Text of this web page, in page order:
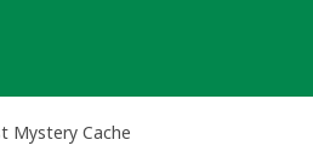
Mystery Cache